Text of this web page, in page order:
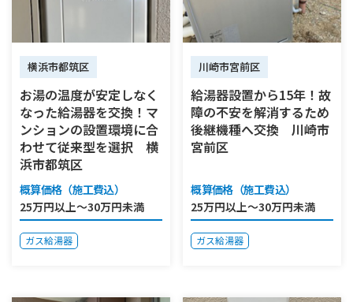
横浜市都筑区
お湯の温度が安定しなく
なった給湯器を交換！マ
ンションの設置環境に合
わせて従来型を選択 横
浜市都筑区
概算価格（施工費込）
25万円以上～30万円未満
ガス給湯器
川崎市宮前区
給湯器設置から15年！故
障の不安を解消するため
後継機種へ交換 川崎市
宮前区
概算価格（施工費込）
25万円以上～30万円未満
ガス給湯器